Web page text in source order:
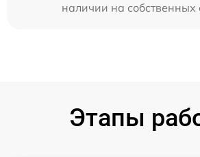
наличии на собственных
Этапы